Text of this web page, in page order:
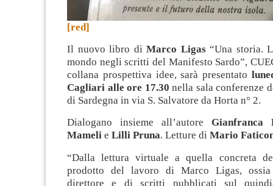
[red]
Il nuovo libro diMarco Ligas“Una storia.
mondo negli scritti del Manifesto Sardo”,
collana prospettiva idee, sarà presentato
Cagliari alle ore 17.30 nella sala conferenze
di Sardegna in via S. Salvatore da Horta n° 2.
Dialogano insieme all’autore Gianfranca
Mameli e Lilli Pruna. Letture di Mario
“Dalla lettura virtuale a quella concreta
prodotto del lavoro di Marco Ligas,
direttore e di scritti pubblicati sul